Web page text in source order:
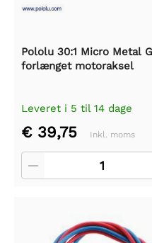
Pololu 30:1 Micro Metal
forlænget motoraksel
Leveret i 5 til 14 dage
€ 39,75 Inkl. moms